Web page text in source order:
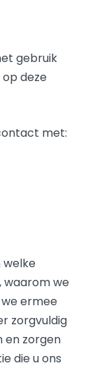
gebruik
deze
met:
welke
waarom we
ermee
zorgvuldig
en zorgen
die u ons